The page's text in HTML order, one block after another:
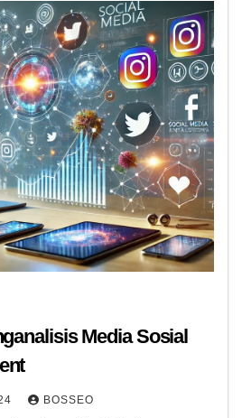
Media Sosial
BOSSEO